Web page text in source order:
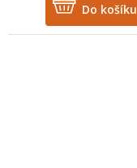
Do košíku